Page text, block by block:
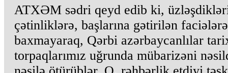
ATXƏM sədri qeyd edib ki,
çətinliklərə, başlarına gətirilən faciələrə
baxmayaraq, Qərbi azərbaycanlılar
torpaqlarımız uğrunda mübarizəni